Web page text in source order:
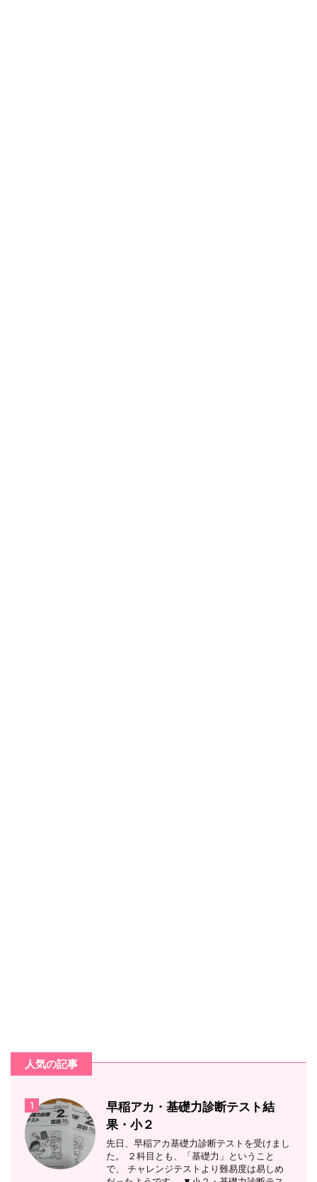
人気の記事
1
早稲アカ・基礎力診断テスト結
果・小２
先日、早稲アカ基礎力診断テストを受けまし
た。 ２科目とも、「基礎力」ということ
で、 チャレンジテストより難易度は易しめ